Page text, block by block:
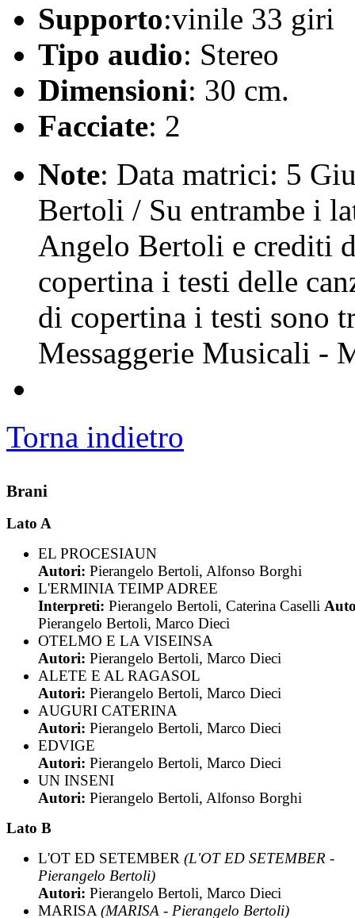
Supporto:vinile 33 giri
Tipo audio: Stereo
Dimensioni: 30 cm.
Facciate: 2
Note: Data matrici: 5
Bertoli / Su entrambe i
Angelo Bertoli e crediti
copertina i testi delle
di copertina i testi sono
Messaggerie Musicali -
Torna indietro
Brani
Lato A
EL PROCESIAUN
Autori: Pierangelo Bertoli, Alfonso Borghi
L'ERMINIA TEIMP ADREE
Interpreti: Pierangelo Bertoli, Caterina Caselli
Pierangelo Bertoli, Marco Dieci
OTELMO E LA VISEINSA
Autori: Pierangelo Bertoli, Marco Dieci
ALETE E AL RAGASOL
Autori: Pierangelo Bertoli, Marco Dieci
AUGURI CATERINA
Autori: Pierangelo Bertoli, Marco Dieci
EDVIGE
Autori: Pierangelo Bertoli, Marco Dieci
UN INSENI
Autori: Pierangelo Bertoli, Alfonso Borghi
Lato B
L'OT ED SETEMBER (L'OT ED SETEMBER -
Pierangelo Bertoli)
Autori: Pierangelo Bertoli, Marco Dieci
MARISA(MARISA - Pierangelo Bertoli)